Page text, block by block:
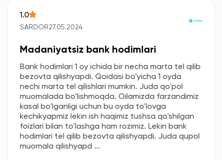
1.0
SARDOR27.05.2024
Madaniyatsiz bank hodimlari
Bank hodimlari 1 oy ichida bir necha marta tel qilib
bezovta qilishyapdi. Qoidasi bo'yicha 1 oyda
nechi marta tel qilishlari mumkin. Juda qo'pol
muomalada bo'lishmoqda. Oilamizda farzandimiz
kasal bo'lganligi uchun bu oyda to'lovga
kechikyapmiz lekin ish haqimiz tushsa qo'shilgan
foizlari bilan to'lashga ham rozimiz. Lekin bank
hodimlari tel qilib bezovta qilishyapdi. Juda qupol
muomala qilishyapd ...